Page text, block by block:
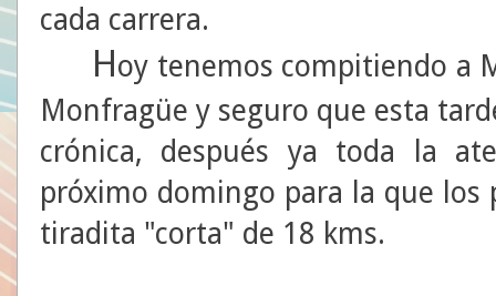
cada carrera.
Hoy tenemos compitiendo a
Monfragüe y seguro que esta
crónica, después ya toda la
próximo domingo para la que
tiradita "corta" de 18 kms.